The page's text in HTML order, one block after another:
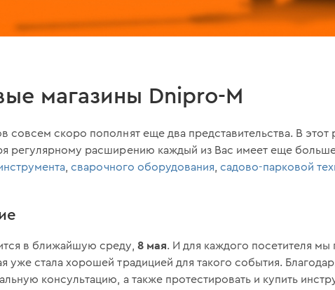
магазины Dnipro-M
совсем скоро пополнят еще два представительства. В этот
регулярному расширению каждый из Вас имеет еще
,сварочного оборудования садово-парковой
в ближайшую среду, 8 мая. И для каждого посетителя мы
уже стала хорошей традицией для такого события.
консультацию, а также протестировать и купить